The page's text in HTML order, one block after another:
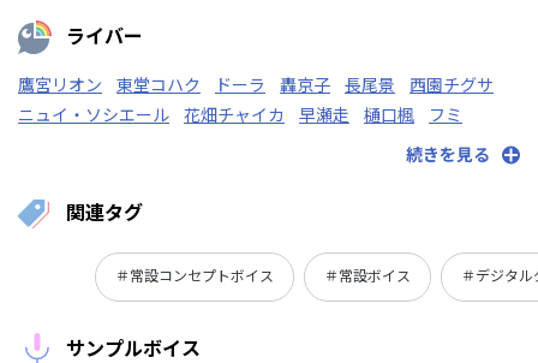
ライバー
鷹宮リオン 東堂コハク ドーラ 轟京子 長尾景
西園チグサ
ニュイ・ソシエール
花畑チャイカ 早瀬走 樋口楓
フミ
にじさんじ
続きを見る
関連タグ
＃常設コンセプトボイス ＃常設ボイス ＃デジタル
サンプルボイス